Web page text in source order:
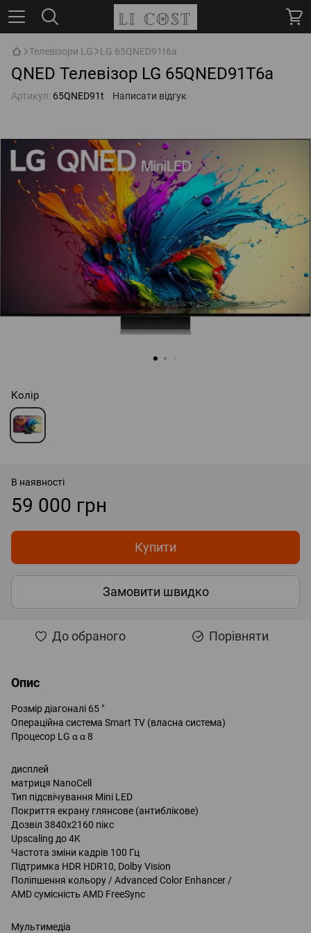
Телевізори LG LG 65QNED91t6a
QNED Телевізор LG 65QNED91T6a
Артикул: 65QNED91t Написати відгук
Колір
В наявності
59 000 грн
Купити
Замовити швидко
До обраного Порівняти
Опис
Розмір діагоналі 65 "
Операційна система Smart TV (власна система)
Процесор LG α α 8
дисплей
матриця NanoCell
Тип підсвічування Mini LED
Покриття екрану глянсове (антиблікове)
Дозвіл 3840x2160 пікс
Upscaling до 4K
Частота зміни кадрів 100 Гц
Підтримка HDR HDR10, Dolby Vision
Поліпшення кольору / Advanced Color Enhancer /
AMD сумісність AMD FreeSync
Мультимедіа